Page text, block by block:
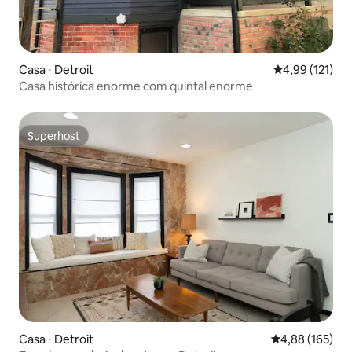
Casa ⋅ Detroit 4,99 de uma
4,99 (121)
Casa histórica enorme com quintal enorme
Superhost
Superhost
Casa ⋅ Detroit 4,88 de uma
4,88 (165)